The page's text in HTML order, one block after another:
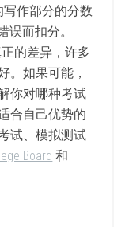
写作部分的分数
误而扣分。
的差异，许多
。如果可能，
你对哪种考试
合自己优势的
试、模拟测试
Board 和